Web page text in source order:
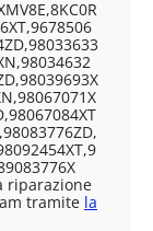
riparazione
tramite la